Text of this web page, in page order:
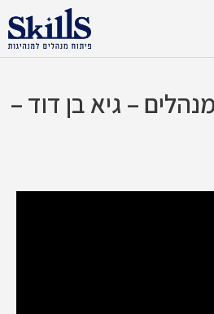
– גיא בן דוד –